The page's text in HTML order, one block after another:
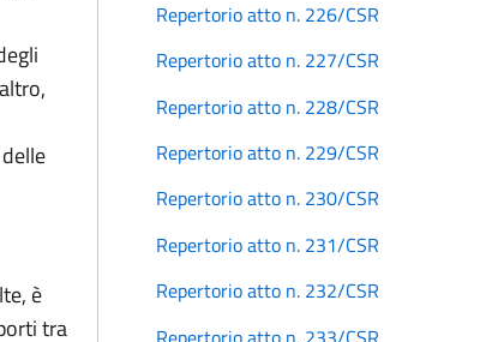
è
tra
Repertorio atto n. 226/CSR
Repertorio atto n. 227/CSR
Repertorio atto n. 228/CSR
Repertorio atto n. 229/CSR
Repertorio atto n. 230/CSR
Repertorio atto n. 231/CSR
Repertorio atto n. 232/CSR